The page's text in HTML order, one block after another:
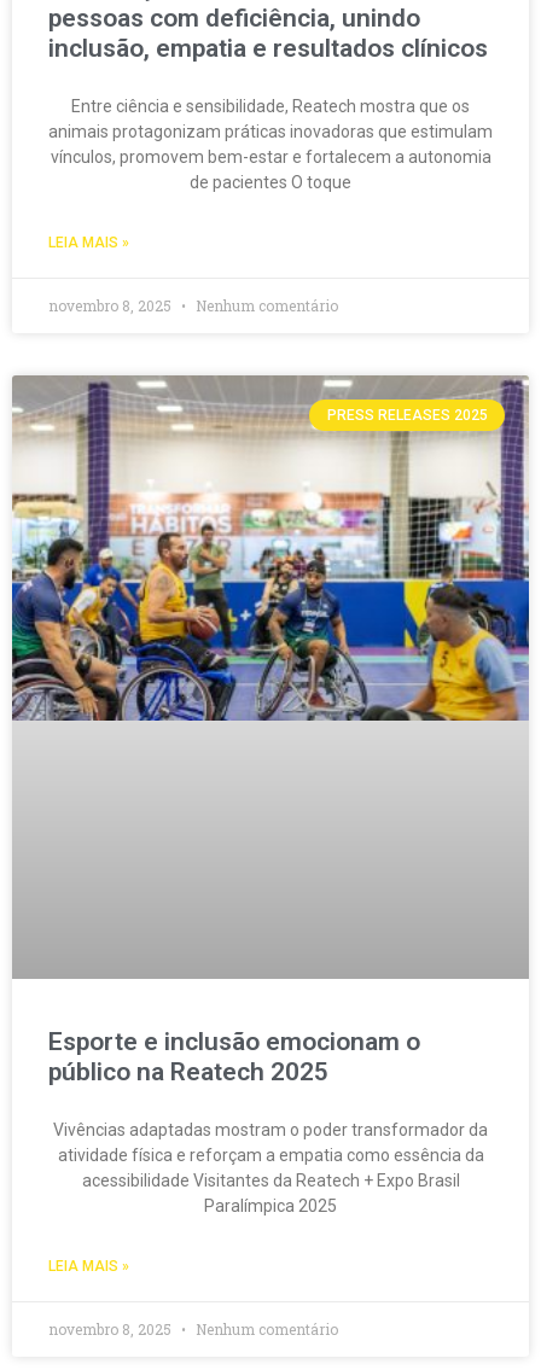
pessoas com deficiência, unindo
inclusão, empatia e resultados clínicos
Entre ciência e sensibilidade, Reatech mostra que os
animais protagonizam práticas inovadoras que estimulam
vínculos, promovem bem-estar e fortalecem a autonomia
de pacientes O toque
LEIA MAIS »
novembro 8, 2025 Nenhum comentário
PRESS RELEASES 2025
Esporte e inclusão emocionam o
público na Reatech 2025
Vivências adaptadas mostram o poder transformador da
atividade física e reforçam a empatia como essência da
acessibilidade Visitantes da Reatech + Expo Brasil
Paralímpica 2025
LEIA MAIS »
novembro 8, 2025 Nenhum comentário